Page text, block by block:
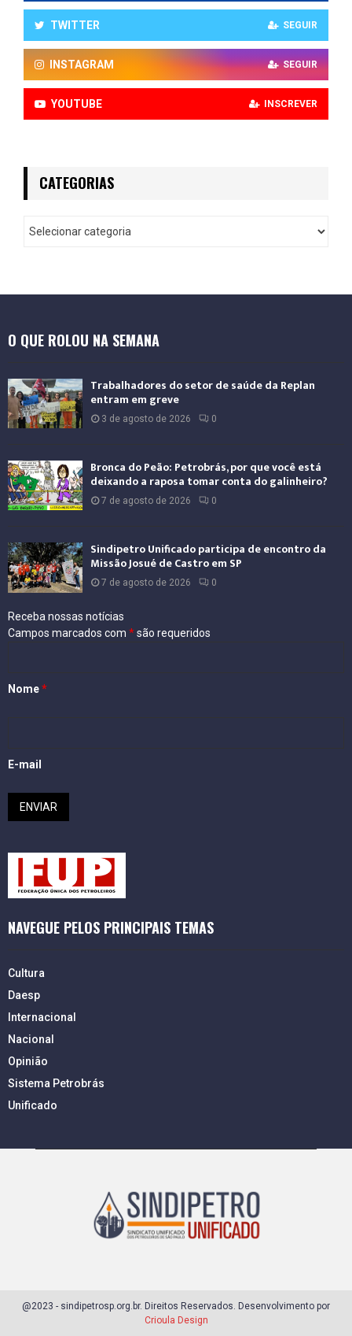
TWITTER SEGUIR
INSTAGRAM SEGUIR
YOUTUBE INSCREVER
CATEGORIAS
O QUE ROLOU NA SEMANA
Trabalhadores do setor de saúde da Replan
entram em greve
3 de agosto de 2026 0
Bronca do Peão: Petrobrás, por que você está
deixando a raposa tomar conta do galinheiro?
7 de agosto de 2026 0
Sindipetro Unificado participa de encontro da
Missão Josué de Castro em SP
7 de agosto de 2026 0
Receba nossas notícias
Campos marcados com *são requeridos
Nome*
E-mail
NAVEGUE PELOS PRINCIPAIS TEMAS
Cultura
Daesp
Internacional
Nacional
Opinião
Sistema Petrobrás
Unificado
@2023 - sindipetrosp.org.br. Direitos Reservados. Desenvolvimento por
Crioula Design